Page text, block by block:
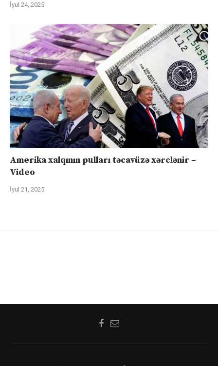
İyul 24, 2025
Amerika xalqının pulları təcavüzə xərclənir –
Video
İyul 21, 2025